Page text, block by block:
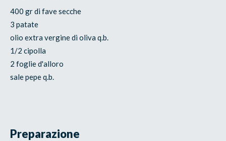
400 gr di fave secche
3 patate
olio extra vergine di oliva q.b.
1/2 cipolla
2 foglie d'alloro
sale pepe q.b.
Preparazione